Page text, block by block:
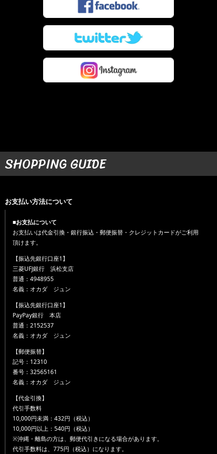
SHOPPING GUIDE
お支払い方法について
■お支払について
お支払いは代金引換・銀行振込・郵便振替・クレジットカードがご利用
頂けます。
【振込先銀行口座1】
三菱UFJ銀行 浜松支店
普通：4948955
名義：オカダ ジュン
【振込先銀行口座1】
PayPay銀行 本店
普通：2152537
名義：オカダ ジュン
【郵便振替】
記号：12310
番号：32565161
名義：オカダ ジュン
【代金引換】
代引手数料
10,000円未満：432円（税込）
10,000円以上：540円（税込）
※沖縄・離島の方は、郵便代引きになる場合があります。
代引手数料は、775円（税込）になります。